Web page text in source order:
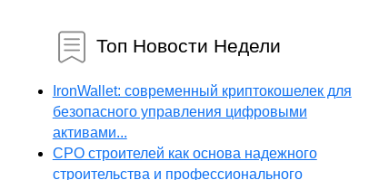
Топ Новости Недели
IronWallet: современный криптокошелек для
безопасного управления цифровыми
активами...
СРО строителей как основа надежного
строительства и профессионального